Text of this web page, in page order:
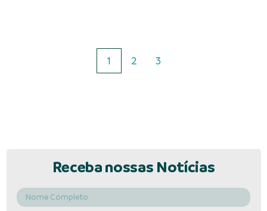
1 2 3
Receba nossas Notícias